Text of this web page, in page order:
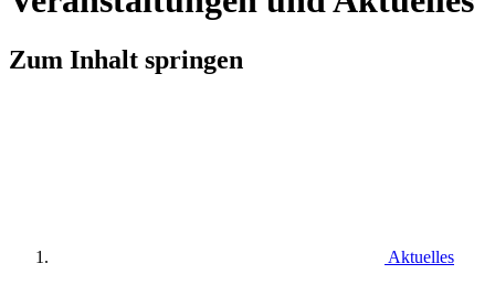
Zum Inhalt springen
Aktuelles